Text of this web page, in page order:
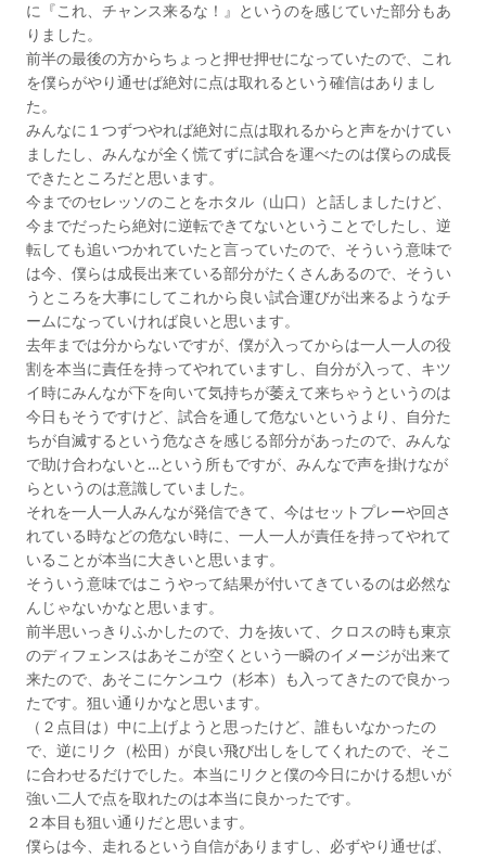
に『これ、チャンス来るな！』というのを感じていた部分もあ
りました。
前半の最後の方からちょっと押せ押せになっていたので、これ
を僕らがやり通せば絶対に点は取れるという確信はありまし
た。
みんなに１つずつやれば絶対に点は取れるからと声をかけてい
ましたし、みんなが全く慌てずに試合を運べたのは僕らの成長
できたところだと思います。
今までのセレッソのことをホタル（山口）と話しましたけど、
今までだったら絶対に逆転できてないということでしたし、逆
転しても追いつかれていたと言っていたので、そういう意味で
は今、僕らは成長出来ている部分がたくさんあるので、そうい
うところを大事にしてこれから良い試合運びが出来るようなチ
ームになっていければ良いと思います。
去年までは分からないですが、僕が入ってからは一人一人の役
割を本当に責任を持ってやれていますし、自分が入って、キツ
イ時にみんなが下を向いて気持ちが萎えて来ちゃうというのは
今日もそうですけど、試合を通して危ないというより、自分た
ちが自滅するという危なさを感じる部分があったので、みんな
で助け合わないと…という所もですが、みんなで声を掛けなが
らというのは意識していました。
それを一人一人みんなが発信できて、今はセットプレーや回さ
れている時などの危ない時に、一人一人が責任を持ってやれて
いることが本当に大きいと思います。
そういう意味ではこうやって結果が付いてきているのは必然な
んじゃないかなと思います。
前半思いっきりふかしたので、力を抜いて、クロスの時も東京
のディフェンスはあそこが空くという一瞬のイメージが出来て
来たので、あそこにケンユウ（杉本）も入ってきたので良かっ
たです。狙い通りかなと思います。
（２点目は）中に上げようと思ったけど、誰もいなかったの
で、逆にリク（松田）が良い飛び出しをしてくれたので、そこ
に合わせるだけでした。本当にリクと僕の今日にかける想いが
強い二人で点を取れたのは本当に良かったです。
２本目も狙い通りだと思います。
僕らは今、走れるという自信がありますし、必ずやり通せば、